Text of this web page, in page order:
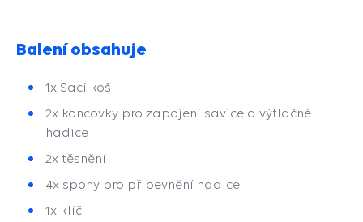
Balení obsahuje
1x Sací koš
2x koncovky pro zapojení savice a výtlačné
hadice
2x těsnění
4x spony pro připevnění hadice
1x klíč